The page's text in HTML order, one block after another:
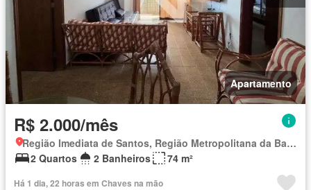
Apartamento
R$ 2.000/mês
Região Imediata de Santos, Região Metropolitana da Baixada Santista
2 Quartos
2 Banheiros 74 m²
Há 1 dia, 22 horas em Chaves na mão